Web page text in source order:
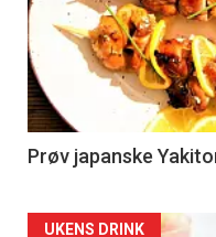
-
section
36
Right
Prøv japanske
UKENS DRINK